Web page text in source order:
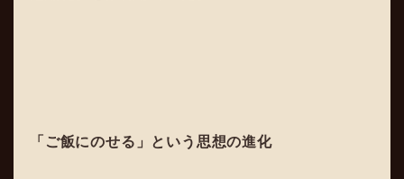
「ご飯にのせる」という思想の進化